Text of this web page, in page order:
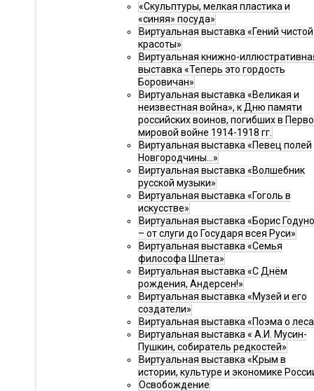
«Скульптуры, мелкая пластика и
«синяя» посуда»
Виртуальная выставка «Гений чистой
красоты»
Виртуальная книжно-
выставка «Теперь это гордость
Боровичан»
Виртуальная выставка «Великая и
неизвестная война», к Дню памяти
российских воинов, погибших в
мировой войне 1914-1918 гг.
Виртуальная выставка «Певец полей
Новгородчины…»
Виртуальная выставка «Волшебник
русской музыки»
Виртуальная выставка «Гоголь в
искусстве»
Виртуальная выставка «Борис
– от слуги до Государя всея Руси»
Виртуальная выставка «Семья
философа Шпета»
Виртуальная выставка «С Днём
рождения, Андерсен!»
Виртуальная выставка «Музей и его
создатели»
Виртуальная выставка «Поэма о
Виртуальная выставка « А.И. Мусин-
Пушкин, собиратель редкостей»
Виртуальная выставка «Крым в
истории, культуре и экономике
Освобождение